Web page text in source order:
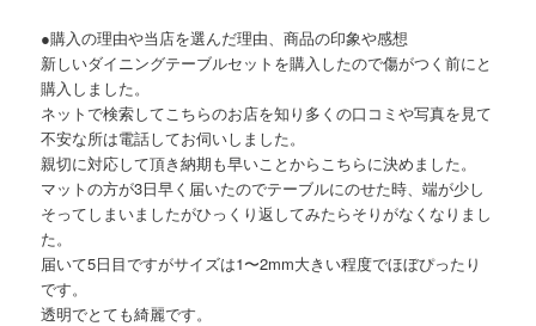
●購入の理由や当店を選んだ理由、商品の印象や感想
新しいダイニングテーブルセットを購入したので傷がつく前にと
購入しました。
ネットで検索してこちらのお店を知り多くの口コミや写真を見て
不安な所は電話してお伺いしました。
親切に対応して頂き納期も早いことからこちらに決めました。
マットの方が3日早く届いたのでテーブルにのせた時、端が少し
そってしまいましたがひっくり返してみたらそりがなくなりまし
た。
届いて5日目ですがサイズは1〜2mm大きい程度でほぼぴったり
です。
透明でとても綺麗です。